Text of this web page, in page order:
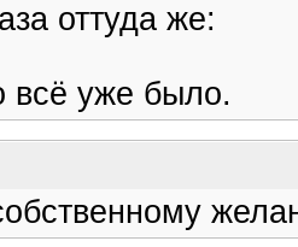
оттуда же:
всё уже было.